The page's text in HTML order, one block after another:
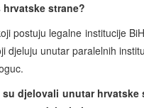
strane?
postuju legalne institucije
djeluju unutar paralelnih
djelovali unutar hrvatske